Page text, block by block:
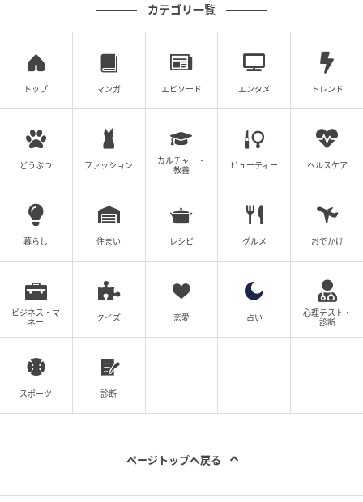
カテゴリ一覧
トップ マンガ エピソード エンタメ トレンド
どうぶつ ファッション
カルチャー・
教養
ビューティー ヘルスケア
暮らし 住まい レシピ グルメ おでかけ
ビジネス・マ
ネー
クイズ 恋愛 占い
心理テスト・
診断
スポーツ 診断
ページトップへ戻る